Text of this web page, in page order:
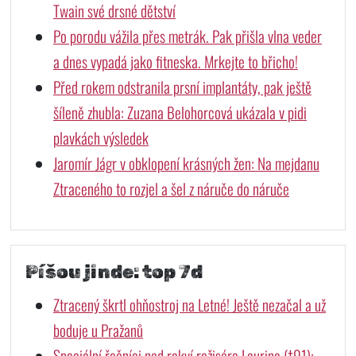
Twain své drsné dětství
Po porodu vážila přes metrák. Pak přišla vlna veder
a dnes vypadá jako fitneska. Mrkejte to břicho!
Před rokem odstranila prsní implantáty, pak ještě
šíleně zhubla: Zuzana Belohorcová ukázala v pidi
plavkách výsledek
Jaromír Jágr v obklopení krásných žen: Na mejdanu
Ztraceného to rozjel a šel z náruče do náruče
Píšou jinde: top 7d
Ztracený škrtl ohňostroj na Letné! Ještě nezačal a už
boduje u Pražanů